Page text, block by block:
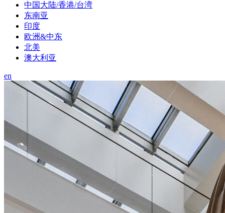
中国大陆/香港/台湾
东南亚
印度
欧洲&中东
北美
澳大利亚
en